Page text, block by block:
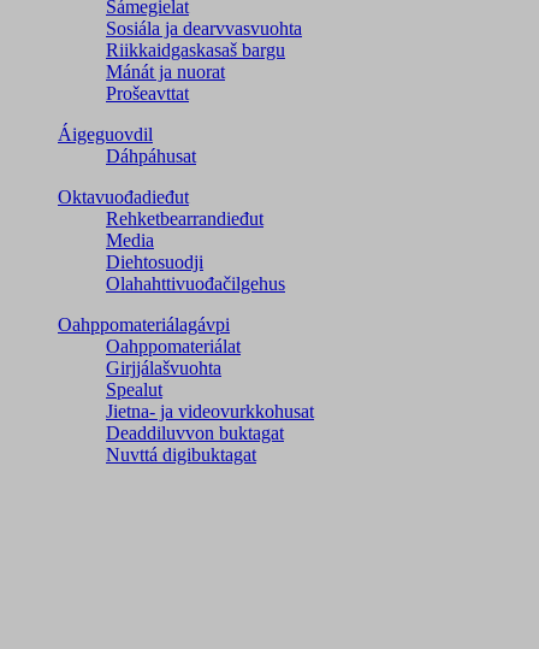
Sámegielat
Sosiála ja dearvvasvuohta
Riikkaidgaskasaš bargu
Mánát ja nuorat
Prošeavttat
Áigeguovdil
Dáhpáhusat
Oktavuođadieđut
Rehketbearrandieđut
Media
Diehtosuodji
Olahahttivuođačilgehus
Oahppomateriálagávpi
Oahppomateriálat
Girjjálašvuohta
Spealut
Jietna- ja videovurkkohusat
Deaddiluvvon buktagat
Nuvttá digibuktagat